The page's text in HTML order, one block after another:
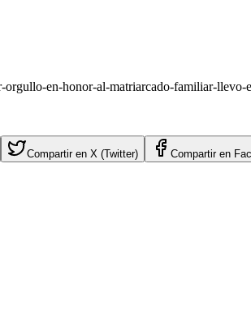
orgullo-en-honor-al-matriarcado-familiar-
Compartir en X (Twitter) Compartir en